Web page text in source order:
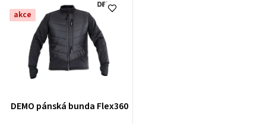
akce
DEMO pánská bunda Flex360